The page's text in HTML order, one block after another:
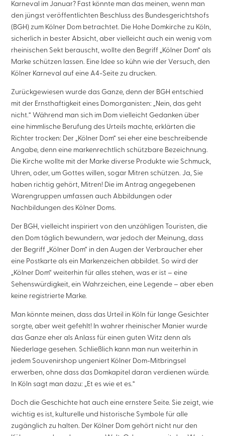
Karneval im Januar? Fast könnte man das meinen, wenn man
den jüngst veröffentlichten Beschluss des Bundesgerichtshofs
(BGH) zum Kölner Dom betrachtet. Die Hohe Domkirche zu Köln,
sicherlich in bester Absicht, aber vielleicht auch ein wenig vom
rheinischen Sekt berauscht, wollte den Begriff „Kölner Dom“ als
Marke schützen lassen. Eine Idee so kühn wie der Versuch, den
Kölner Karneval auf eine A4-Seite zu drucken.
Zurückgewiesen wurde das Ganze, denn der BGH entschied
mit der Ernsthaftigkeit eines Domorganisten: „Nein, das geht
nicht.“ Während man sich im Dom vielleicht Gedanken über
eine himmlische Berufung des Urteils machte, erklärten die
Richter trocken: Der „Kölner Dom“ sei eher eine beschreibende
Angabe, denn eine markenrechtlich schützbare Bezeichnung.
Die Kirche wollte mit der Marke diverse Produkte wie Schmuck,
Uhren, oder, um Gottes willen, sogar Mitren schützen. Ja, Sie
haben richtig gehört, Mitren! Die im Antrag angegebenen
Warengruppen umfassen auch Abbildungen oder
Nachbildungen des Kölner Doms.
Der BGH, vielleicht inspiriert von den unzähligen Touristen, die
den Dom täglich bewundern, war jedoch der Meinung, dass
der Begriff „Kölner Dom“ in den Augen der Verbraucher eher
eine Postkarte als ein Markenzeichen abbildet. So wird der
„Kölner Dom“ weiterhin für alles stehen, was er ist – eine
Sehenswürdigkeit, ein Wahrzeichen, eine Legende – aber eben
keine registrierte Marke.
Man könnte meinen, dass das Urteil in Köln für lange Gesichter
sorgte, aber weit gefehlt! In wahrer rheinischer Manier wurde
das Ganze eher als Anlass für einen guten Witz denn als
Niederlage gesehen. Schließlich kann man nun weiterhin in
jedem Souvenirshop ungeniert Kölner Dom-Mitbringsel
erwerben, ohne dass das Domkapitel daran verdienen würde.
In Köln sagt man dazu: „Et es wie et es.“
Doch die Geschichte hat auch eine ernstere Seite. Sie zeigt, wie
wichtig es ist, kulturelle und historische Symbole für alle
zugänglich zu halten. Der Kölner Dom gehört nicht nur den